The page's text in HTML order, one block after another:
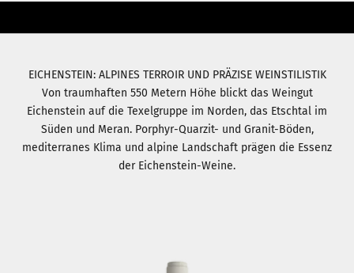
EICHENSTEIN: ALPINES TERROIR UND PRÄZISE WEINSTILISTIK
Von traumhaften 550 Metern Höhe blickt das Weingut
Eichenstein auf die Texelgruppe im Norden, das Etschtal im
Süden und Meran. Porphyr-Quarzit- und Granit-Böden,
mediterranes Klima und alpine Landschaft prägen die Essenz
der Eichenstein-Weine.